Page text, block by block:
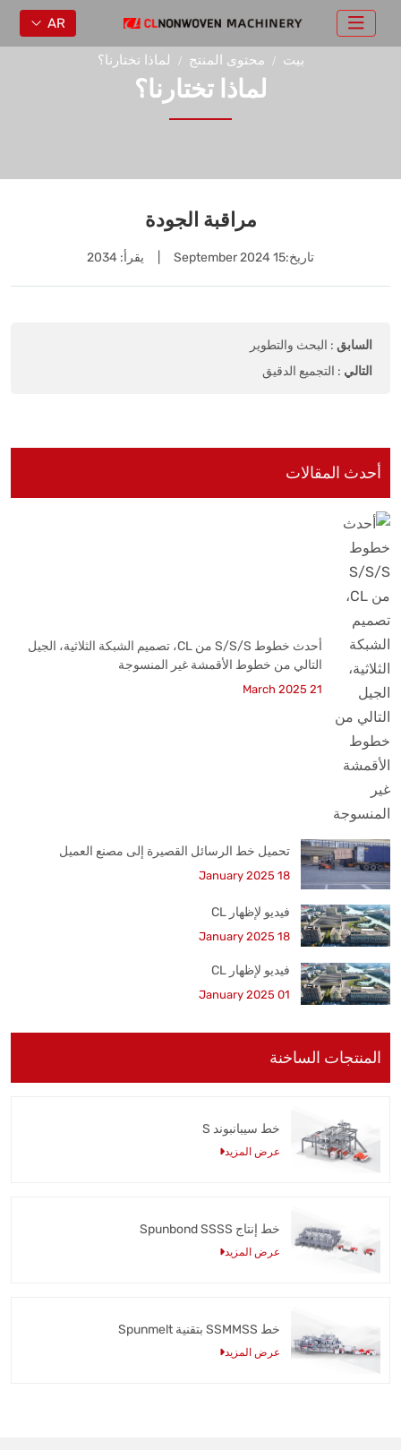
AR
بيت محتوى المنتج لماذا تختارنا؟
لماذا تختارنا؟
مراقبة الجودة
تاريخ:15 September 2024 يقرأ: 2034
السابق : البحث والتطوير
التالي : التجميع الدقيق
أحدث المقالات
أحدث خطوط S/S/S من CL، تصميم الشبكة الثلاثية، الجيل
التالي من خطوط الأقمشة غير المنسوجة
21 March 2025
تحميل خط الرسائل القصيرة إلى مصنع العميل
18 January 2025
فيديو لإظهار CL
18 January 2025
فيديو لإظهار CL
01 January 2025
المنتجات الساخنة
خط سيبانبوند S
عرض المزيد
خط إنتاج Spunbond SSSS
عرض المزيد
خط SSMMSS بتقنية Spunmelt
عرض المزيد